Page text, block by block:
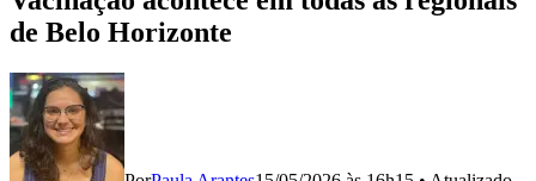
de Belo Horizonte